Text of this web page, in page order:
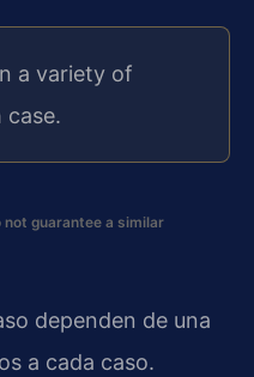
a variety of
guarantee a similar
dependen de una
a cada caso.